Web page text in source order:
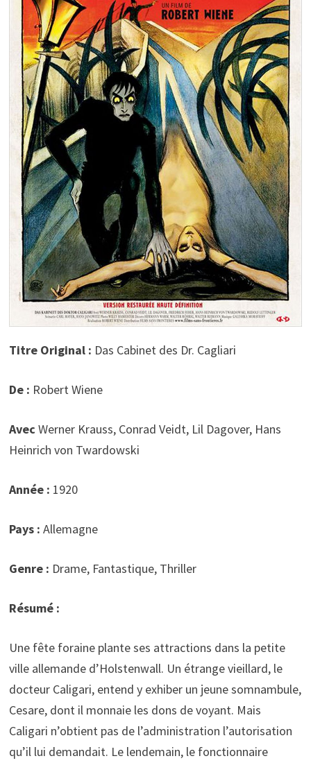
Titre Original : Das Cabinet des Dr. Cagliari
De : Robert Wiene
Avec Werner Krauss, Conrad Veidt, Lil Dagover, Hans
Heinrich von Twardowski
Année : 1920
Pays : Allemagne
Genre : Drame, Fantastique, Thriller
Résumé :
Une fête foraine plante ses attractions dans la petite
ville allemande d’Holstenwall. Un étrange vieillard, le
docteur Caligari, entend y exhiber un jeune somnambule,
Cesare, dont il monnaie les dons de voyant. Mais
Caligari n’obtient pas de l’administration l’autorisation
qu’il lui demandait. Le lendemain, le fonctionnaire